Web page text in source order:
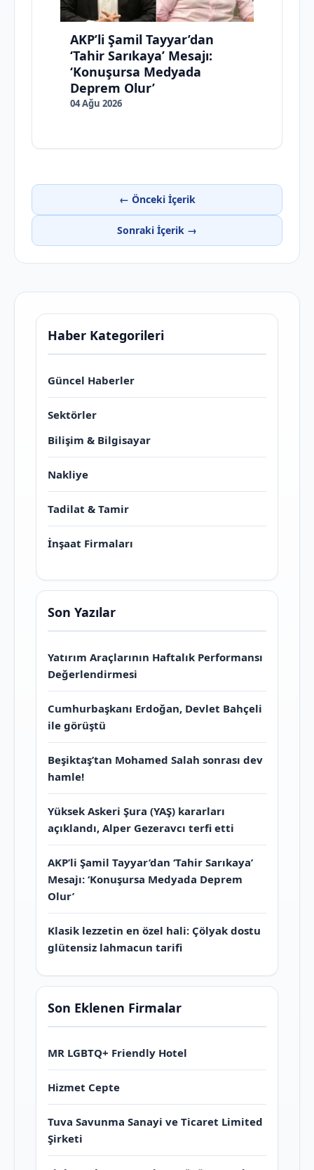
AKP’li Şamil Tayyar’dan
‘Tahir Sarıkaya’ Mesajı:
‘Konuşursa Medyada
Deprem Olur’
04 Ağu 2026
← Önceki İçerik
Sonraki İçerik →
Haber Kategorileri
Güncel Haberler
Sektörler
Bilişim & Bilgisayar
Nakliye
Tadilat & Tamir
İnşaat Firmaları
Son Yazılar
Yatırım Araçlarının Haftalık Performansı
Değerlendirmesi
Cumhurbaşkanı Erdoğan, Devlet Bahçeli
ile görüştü
Beşiktaş’tan Mohamed Salah sonrası dev
hamle!
Yüksek Askeri Şura (YAŞ) kararları
açıklandı, Alper Gezeravcı terfi etti
AKP’li Şamil Tayyar’dan ‘Tahir Sarıkaya’
Mesajı: ‘Konuşursa Medyada Deprem
Olur’
Klasik lezzetin en özel hali: Çölyak dostu
glütensiz lahmacun tarifi
Son Eklenen Firmalar
MR LGBTQ+ Friendly Hotel
Hizmet Cepte
Tuva Savunma Sanayi ve Ticaret Limited
Şirketi